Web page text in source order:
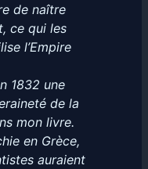
de naître
ce qui les
l’Empire
1832 une
de la
mon livre.
en Grèce,
auraient